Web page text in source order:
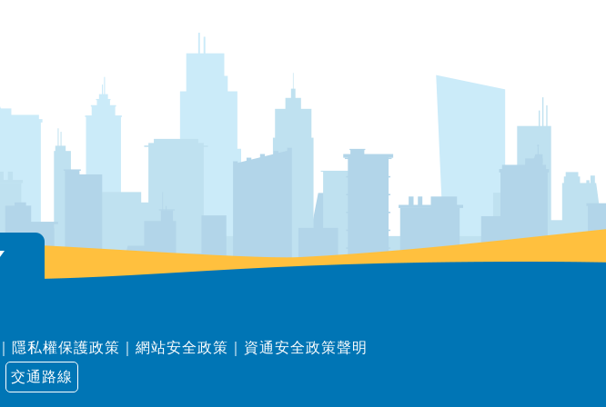
隱私權保護政策 網站安全政策
資通安全政策聲明
交通路線